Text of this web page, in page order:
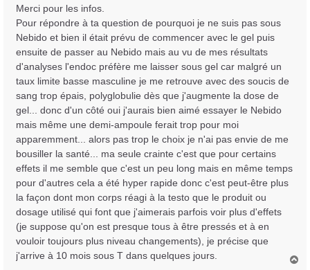
a
g
e
Merci pour les infos.
Pour répondre à ta question de pourquoi je ne suis pas sous
Nebido et bien il était prévu de commencer avec le gel puis
ensuite de passer au Nebido mais au vu de mes résultats
d'analyses l'endoc préfère me laisser sous gel car malgré un
taux limite basse masculine je me retrouve avec des soucis de
sang trop épais, polyglobulie dès que j'augmente la dose de
gel... donc d'un côté oui j'aurais bien aimé essayer le Nebido
mais même une demi-ampoule ferait trop pour moi
apparemment... alors pas trop le choix je n'ai pas envie de me
bousiller la santé... ma seule crainte c'est que pour certains
effets il me semble que c'est un peu long mais en même temps
pour d'autres cela a été hyper rapide donc c'est peut-être plus
la façon dont mon corps réagi à la testo que le produit ou
dosage utilisé qui font que j'aimerais parfois voir plus d'effets
(je suppose qu'on est presque tous à être pressés et à en
vouloir toujours plus niveau changements), je précise que
j'arrive à 10 mois sous T dans quelques jours.